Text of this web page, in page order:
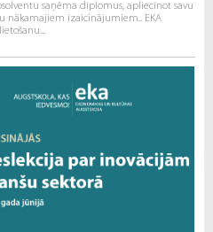
saņēma diplomus, apliecinot savu
nākamajiem izaicinājumiem.. EKA